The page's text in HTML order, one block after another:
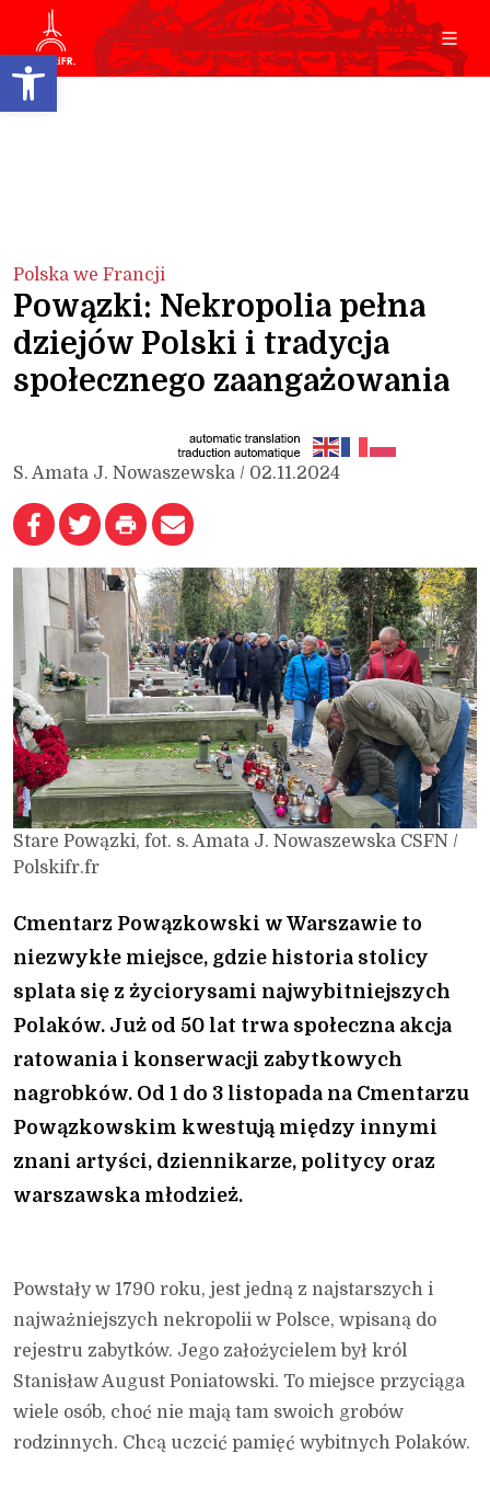
Open toolbar
Polska we Francji
Powązki: Nekropolia pełna
dziejów Polski i tradycja
społecznego zaangażowania
S. Amata J. Nowaszewska / 02.11.2024
Stare Powązki, fot. s. Amata J. Nowaszewska CSFN /
Polskifr.fr
Cmentarz Powązkowski w Warszawie to
niezwykłe miejsce, gdzie historia stolicy
splata się z życiorysami najwybitniejszych
Polaków. Już od 50 lat trwa społeczna akcja
ratowania i konserwacji zabytkowych
nagrobków. Od 1 do 3 listopada na Cmentarzu
Powązkowskim kwestują między innymi
znani artyści, dziennikarze, politycy oraz
warszawska młodzież.
Powstały w 1790 roku, jest jedną z najstarszych i
najważniejszych nekropolii w Polsce, wpisaną do
rejestru zabytków. Jego założycielem był król
Stanisław August Poniatowski. To miejsce przyciąga
wiele osób, choć nie mają tam swoich grobów
rodzinnych. Chcą uczcić pamięć wybitnych Polaków.